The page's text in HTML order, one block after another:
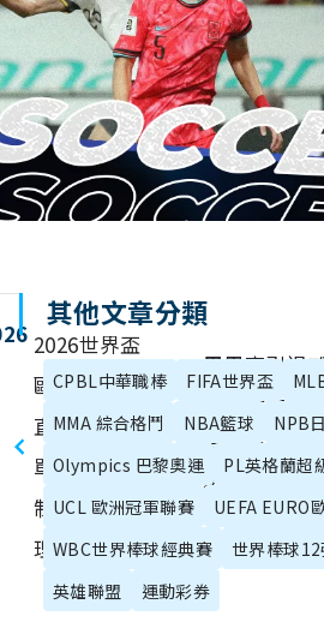
2026世界盃
歐洲區資格賽
直播、分組名
單、賽程、賽
制資訊總整
理！
周思齊引退
言全文在這
裡！淚灑大巨
蛋不忘金句
「兄弟齊心」
其他文章分類
CPBL中華職棒 FIFA世界盃
MMA 綜合格鬥
NBA籃球
NPB
Olympics 巴黎奧運
PL英格蘭超
UCL 歐洲冠軍聯賽
UEFA EURO
WBC世界棒球經典賽
世界棒球
英雄聯盟
運動彩券